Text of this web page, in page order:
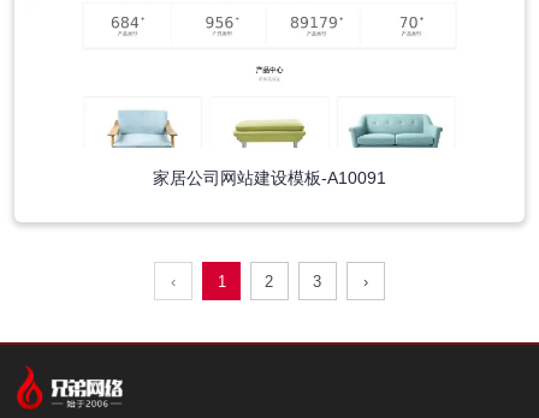
家居公司网站建设模板-A10091
‹ 1 2 3 ›